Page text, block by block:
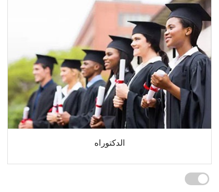
الدكتوراه